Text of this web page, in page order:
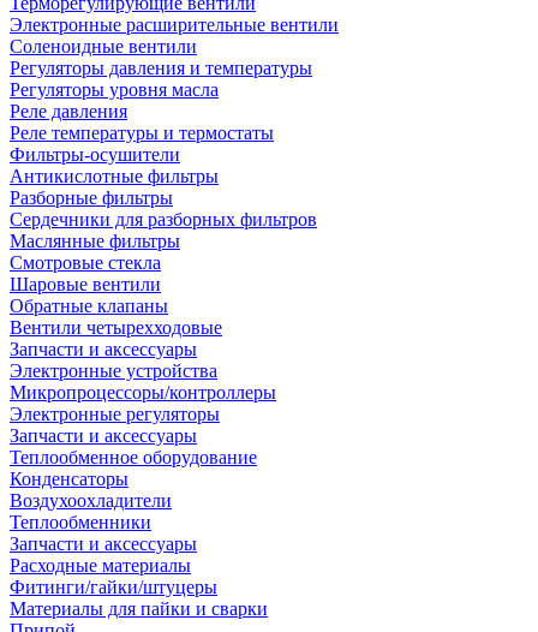
Электронные расширительные вентили
Соленоидные вентили
Регуляторы давления и температуры
Регуляторы уровня масла
Реле давления
Реле температуры и термостаты
Фильтры-осушители
Антикислотные фильтры
Разборные фильтры
Сердечники для разборных фильтров
Маслянные фильтры
Смотровые стекла
Шаровые вентили
Обратные клапаны
Вентили четырехходовые
Запчасти и аксессуары
Электронные устройства
Микропроцессоры/контроллеры
Электронные регуляторы
Запчасти и аксессуары
Теплообменное оборудование
Конденсаторы
Воздухоохладители
Теплообменники
Запчасти и аксессуары
Расходные материалы
Фитинги/гайки/штуцеры
Материалы для пайки и сварки